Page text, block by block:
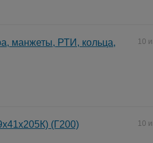
10
манжеты, РТИ, кольца,
10
(Г200)